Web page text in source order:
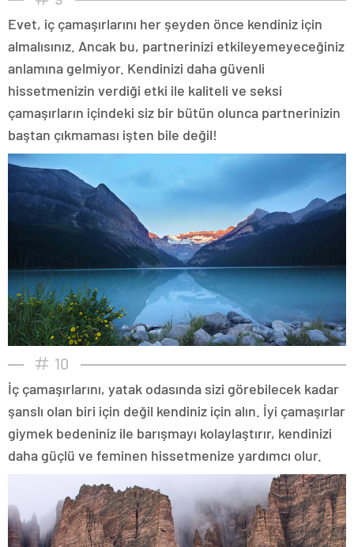
Evet, iç çamaşırlarını her şeyden önce kendiniz için
almalısınız. Ancak bu, partnerinizi etkileyemeyeceğiniz
anlamına gelmiyor. Kendinizi daha güvenli
hissetmenizin verdiği etki ile kaliteli ve seksi
çamaşırların içindeki siz bir bütün olunca partnerinizin
baştan çıkmaması işten bile değil!
10
İç çamaşırlarını, yatak odasında sizi görebilecek kadar
şanslı olan biri için değil kendiniz için alın. İyi çamaşırlar
giymek bedeniniz ile barışmayı kolaylaştırır, kendinizi
daha güçlü ve feminen hissetmenize yardımcı olur.